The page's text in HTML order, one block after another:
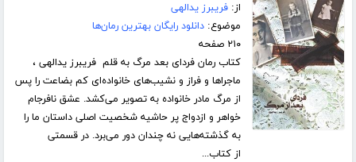
از:فریبرز یدالهی
موضوع:دانلود رایگان بهترین رمان‌ها
۲۱۰ صفحه
کتاب رمان فردای بعد مرگ به قلم فریبرز یدالهی ،
ماجراها و فراز و نشیب‌های خانواده‌ای کم بضاعت را پس
از مرگ مادر خانواده به تصویر می‌کشد. عشق نافرجام
خواهر و ازدواج پر حاشیه شخصیت اصلی داستان ما را
به گذشته‌هایی نه چندان دور می‌برد. در قسمتی
از کتاب...